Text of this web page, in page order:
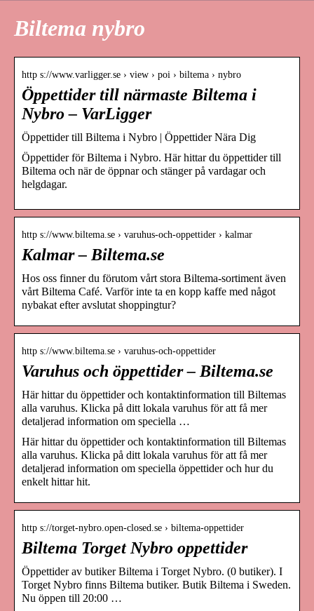
Biltema nybro
http s://www.varligger.se › view › poi › biltema › nybro
Öppettider till närmaste Biltema i
Nybro – VarLigger
Öppettider till Biltema i Nybro | Öppettider Nära Dig
Öppettider för Biltema i Nybro. Här hittar du öppettider till
Biltema och när de öppnar och stänger på vardagar och
helgdagar.
http s://www.biltema.se › varuhus-och-oppettider › kalmar
Kalmar – Biltema.se
Hos oss finner du förutom vårt stora Biltema-sortiment även
vårt Biltema Café. Varför inte ta en kopp kaffe med något
nybakat efter avslutat shoppingtur?
http s://www.biltema.se › varuhus-och-oppettider
Varuhus och öppettider – Biltema.se
Här hittar du öppettider och kontaktinformation till Biltemas
alla varuhus. Klicka på ditt lokala varuhus för att få mer
detaljerad information om speciella …
Här hittar du öppettider och kontaktinformation till Biltemas
alla varuhus. Klicka på ditt lokala varuhus för att få mer
detaljerad information om speciella öppettider och hur du
enkelt hittar hit.
http s://torget-nybro.open-closed.se › biltema-oppettider
Biltema Torget Nybro oppettider
Öppettider av butiker Biltema i Torget Nybro. (0 butiker). I
Torget Nybro finns Biltema butiker. Butik Biltema i Sweden.
Nu öppen till 20:00 …